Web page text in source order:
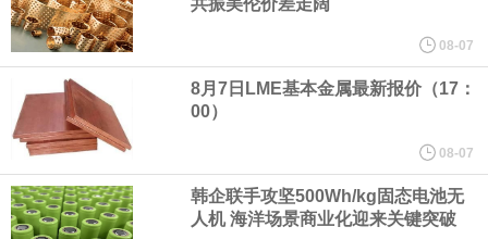
心技术等多项已商业化应用的核心技术并已应用于公司的高性能通
用人形机器人、四足机器人等产品。
美国总统特朗普6日否认他对国防部长赫格塞思不满，称对赫格塞思
所做的工作“非常满意”。特朗普在社交媒体上发帖称，一些媒体有关
08-07
8月7日LME基本金属最新报价（17：
00）
08-07
韩企联手攻坚500Wh/kg固态电池无
人机 海洋场景商业化迎来关键突破